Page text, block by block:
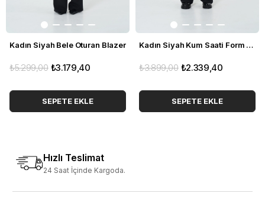
Kadın Siyah Bele Oturan Blazer
₺3.179,40
₺5.299,00
SEPETE EKLE
Kadın Siyah Kum Saati Form Blazer
₺2.339,40
₺3.899,00
SEPETE EKLE
Hızlı Teslimat
24 Saat İçinde Kargoda.